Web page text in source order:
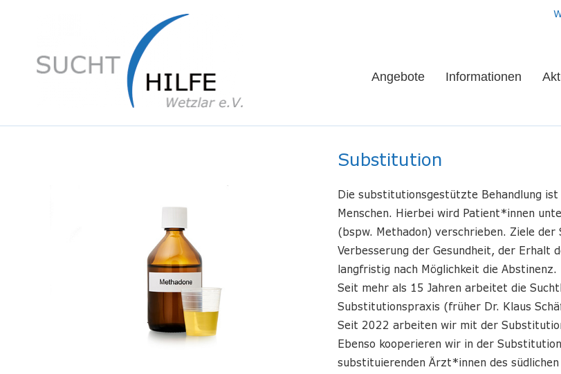
Angebote Informationen
Substitution
Die substitutionsgestützte Behandlung
Menschen. Hierbei wird Patient*innen
(bspw. Methadon) verschrieben. Ziele
Verbesserung der Gesundheit, der Erhalt
langfristig nach Möglichkeit die Abstinenz.
Seit mehr als 15 Jahren arbeitet die
Substitutionspraxis (früher Dr. Klaus
Seit 2022 arbeiten wir mit der
Ebenso kooperieren wir in der
substituierenden Ärzt*innen des